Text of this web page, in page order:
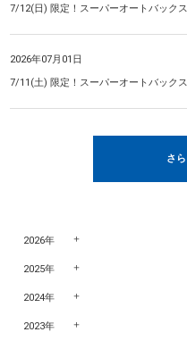
7/12(日) 限定！スーパーオートバック
2026年07月01日
7/11(土) 限定！スーパーオートバック
さ
2026年
2025年
2024年
2023年